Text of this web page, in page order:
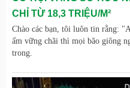
CHỈ TỪ 18,3 TRIỆU/M²
Chào các bạn, tôi luôn tin rằng:
ấm vững chãi thì mọi bão giông
trong.